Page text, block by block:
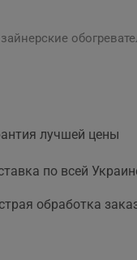
лучшей цены
по всей
обработка